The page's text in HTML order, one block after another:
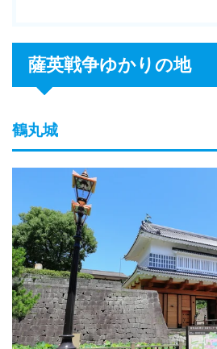
薩英戦争ゆかりの地
鶴丸城